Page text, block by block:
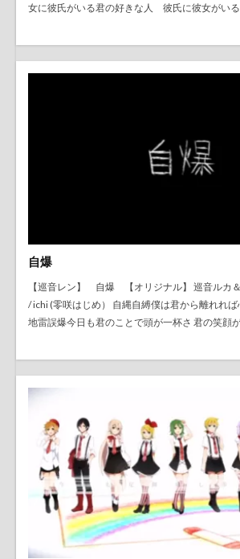
女に彼氏がいる君の好きな人 彼氏に彼女がい
自爆
【巡音レン】 自爆 【オリジナル】 巡音ルカ
/ ichi (零咲はじめ） 自縄自縛僕は君から離れれ
地雷誤爆今日も君のことで頭が一杯さ 君の笑顔